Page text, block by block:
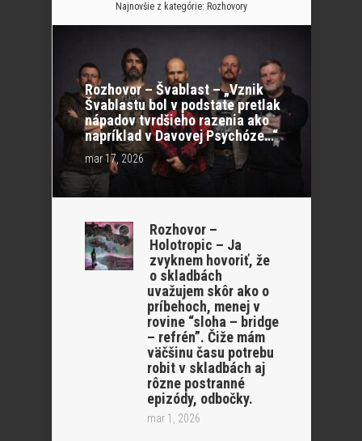
Najnovšie z kategórie: Rozhovory
Rozhovor – Švablast – „Vznik
Švablastu bol v podstate pretlak
nápadov tvrdšieho razenia ako
napríklad v Davovej Psychóze…“
mar 17, 2026
Rozhovor –
Holotropic – Ja
zvyknem hovoriť, že
o skladbách
uvažujem skôr ako o
príbehoch, menej v
rovine “sloha – bridge
– refrén”. Čiže mám
väčšinu času potrebu
robit v skladbách aj
rôzne postranné
epizódy, odbočky.
mar 1, 2026